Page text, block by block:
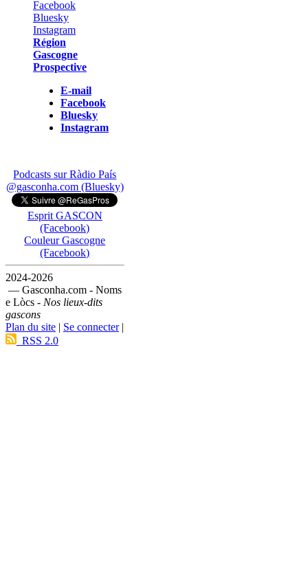
Région
Gascogne
Prospective
E-mail
Facebook
Bluesky
Instagram
Podcasts sur Ràdio País
@gasconha.com (Bluesky)
Esprit GASCON
(Facebook)
Couleur Gascogne
(Facebook)
2024-2026
— Gasconha.com - Noms
e Lòcs - Nos lieux-dits
gascons
Plan du site | Se connecter|
RSS 2.0